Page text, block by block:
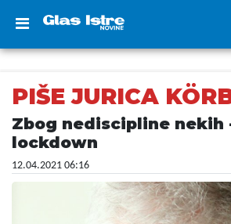
PIŠE JURICA
Zbog nediscipline nekih
lockdown
12.04.2021 06:16